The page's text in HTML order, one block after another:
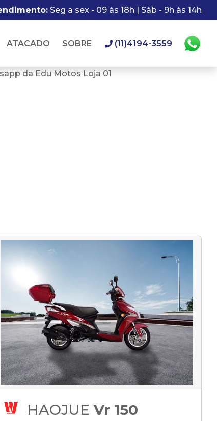
Seg a sex - 09 às 18h | Sáb - 9h às 14h
ATACADO SOBRE (11)4194-3559
da Edu Motos Loja 01
HAOJUE Vr 150